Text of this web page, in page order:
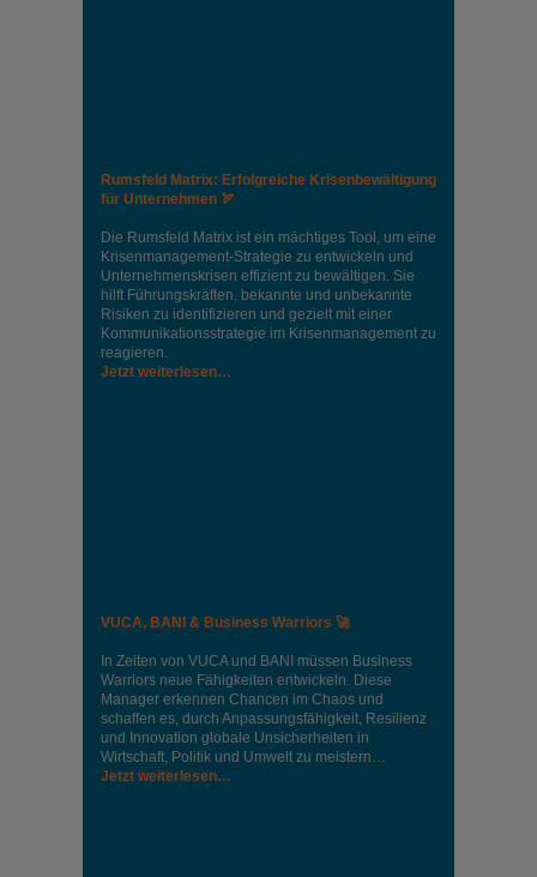
Rumsfeld Matrix: Erfolgreiche Krisenbewältigung
für Unternehmen 🏹
Die Rumsfeld Matrix ist ein mächtiges Tool, um eine
Krisenmanagement-Strategie zu entwickeln und
Unternehmenskrisen effizient zu bewältigen. Sie
hilft Führungskräften, bekannte und unbekannte
Risiken zu identifizieren und gezielt mit einer
Kommunikationsstrategie im Krisenmanagement zu
reagieren.
Jetzt weiterlesen…
VUCA, BANI & Business Warriors 🚀
In Zeiten von VUCA und BANI müssen Business
Warriors neue Fähigkeiten entwickeln. Diese
Manager erkennen Chancen im Chaos und
schaffen es, durch Anpassungsfähigkeit, Resilienz
und Innovation globale Unsicherheiten in
Wirtschaft, Politik und Umwelt zu meistern…
Jetzt weiterlesen…